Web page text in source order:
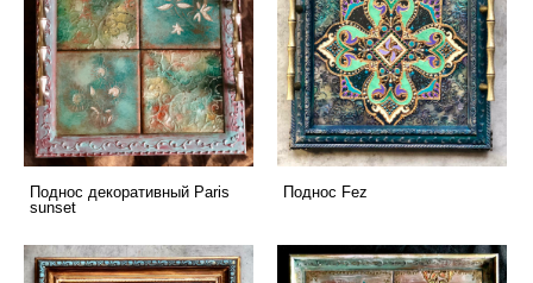
Поднос декоративный Paris
sunset
Поднос Fez